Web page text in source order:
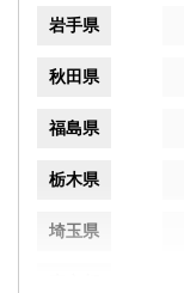
岩手県
秋田県
福島県
栃木県
埼玉県